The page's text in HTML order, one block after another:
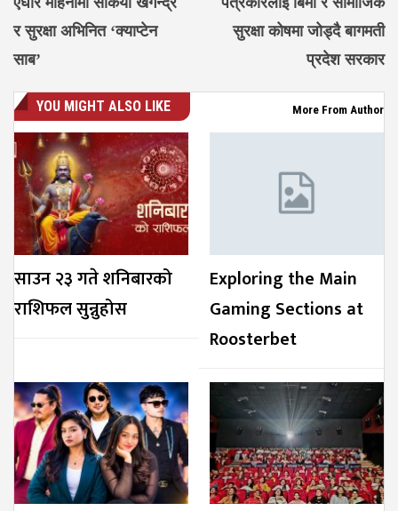
र सुरक्षा अभिनित ‘क्याप्टेन
साब’
सुरक्षा कोषमा जोड्दै बागमती
प्रदेश सरकार
YOU MIGHT ALSO LIKE More From Author
साउन २३ गते शनिबारको
राशिफल सुन्नुहोस
Exploring the Main
Gaming Sections at
Roosterbet